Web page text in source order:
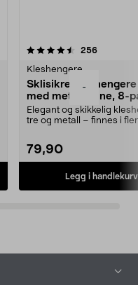
-
256
Kleshengere
Sklisikre
med metallpinne, 8-
Elegant og skikkelig
tre og metall – finnes i
79,90
Legg i handlekurv
4.5av 5 stjerner